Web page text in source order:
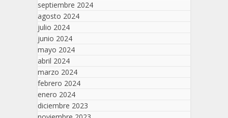
septiembre 2024
agosto 2024
julio 2024
junio 2024
mayo 2024
abril 2024
marzo 2024
febrero 2024
enero 2024
diciembre 2023